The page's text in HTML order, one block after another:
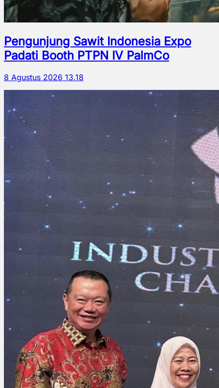
Pengunjung Sawit Indonesia Expo
Padati Booth PTPN IV PalmCo
8 Agustus 2026 13.18